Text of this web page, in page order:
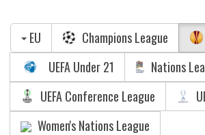
EU Champions League
UEFA Under 21
Nations
UEFA Conference League
Women's Nations League